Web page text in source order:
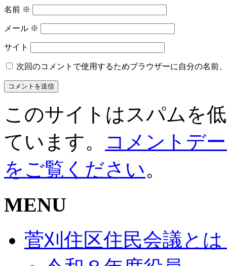
名前 ※
メール ※
サイト
次回のコメントで使用するためブラウザーに自分の名前
このサイトはスパムを
ています。
コメントデ
をご覧ください。
MENU
菅刈住区住民会議と